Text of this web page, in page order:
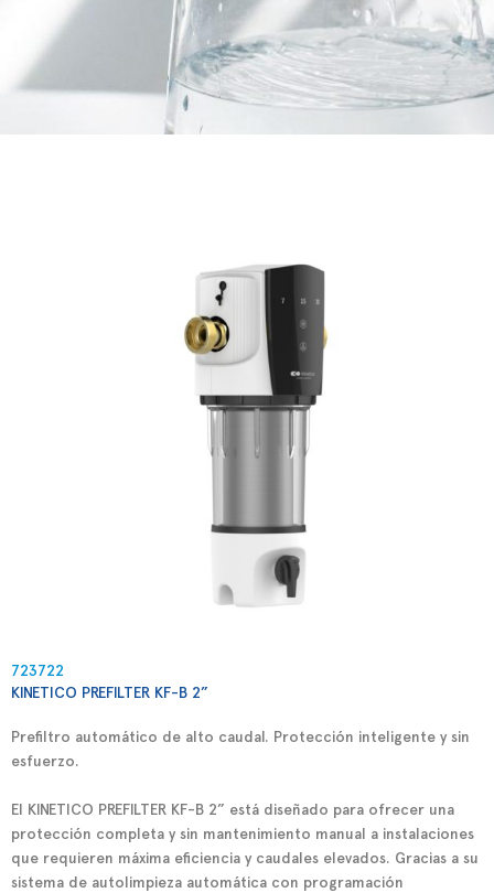
fácilmente en cualquier
hogar moderno y poder
disfrutar de agua filtrada
en cantidad y calidad.
723722
KINETICO PREFILTER KF-B 2”
Prefiltro automático de alto caudal. Protección inteligente y sin
esfuerzo.
El KINETICO PREFILTER KF-B 2” está diseñado para ofrecer una
protección completa y sin mantenimiento manual a instalaciones
que requieren máxima eficiencia y caudales elevados. Gracias a su
sistema de autolimpieza automática con programación